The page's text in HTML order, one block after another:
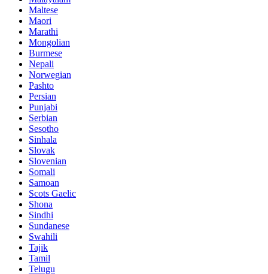
Maltese
Maori
Marathi
Mongolian
Burmese
Nepali
Norwegian
Pashto
Persian
Punjabi
Serbian
Sesotho
Sinhala
Slovak
Slovenian
Somali
Samoan
Scots Gaelic
Shona
Sindhi
Sundanese
Swahili
Tajik
Tamil
Telugu